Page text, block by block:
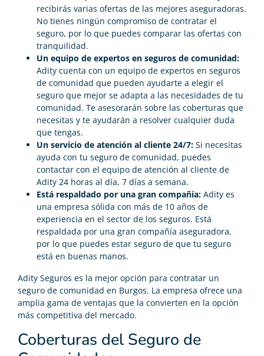
recibirás varias ofertas de las mejores aseguradoras.
No tienes ningún compromiso de contratar el
seguro, por lo que puedes comparar las ofertas con
tranquilidad.
Un equipo de expertos en seguros de comunidad:
Adity cuenta con un equipo de expertos en seguros
de comunidad que pueden ayudarte a elegir el
seguro que mejor se adapta a las necesidades de tu
comunidad. Te asesorarán sobre las coberturas que
necesitas y te ayudarán a resolver cualquier duda
que tengas.
Un servicio de atención al cliente 24/7: Si necesitas
ayuda con tu seguro de comunidad, puedes
contactar con el equipo de atención al cliente de
Adity 24 horas al día, 7 días a semana.
Está respaldado por una gran compañía: Adity es
una empresa sólida con más de 10 años de
experiencia en el sector de los seguros. Está
respaldada por una gran compañía aseguradora,
por lo que puedes estar seguro de que tu seguro
está en buenas manos.
Adity Seguros es la mejor opción para contratar un
seguro de comunidad en Burgos. La empresa ofrece una
amplia gama de ventajas que la convierten en la opción
más competitiva del mercado.
Coberturas del Seguro de